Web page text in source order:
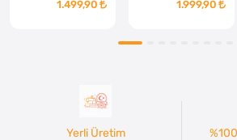
1.499,90 1.999,90
Yerli Üretim